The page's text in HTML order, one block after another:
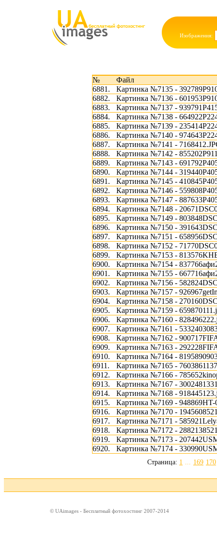
Изображения:
№
Файл
6881.
Картинка №7135 -
6882.
Картинка №7136 -
6883.
Картинка №7137 -
6884.
Картинка №7138 -
6885.
Картинка №7139 -
6886.
Картинка №7140 -
6887.
Картинка №7141 -
6888.
Картинка №7142 -
6889.
Картинка №7143 -
6890.
Картинка №7144 -
6891.
Картинка №7145 -
6892.
Картинка №7146 -
6893.
Картинка №7147 -
6894.
Картинка №7148 -
6895.
Картинка №7149 -
6896.
Картинка №7150 -
6897.
Картинка №7151 -
6898.
Картинка №7152 -
6899.
Картинка №7153 -
6900.
Картинка №7154 -
6901.
Картинка №7155 -
6902.
Картинка №7156 -
6903.
Картинка №7157 -
6904.
Картинка №7158 -
6905.
Картинка №7159 -
6906.
Картинка №7160 -
6907.
Картинка №7161 -
6908.
Картинка №7162 -
6909.
Картинка №7163 -
6910.
Картинка №7164 -
6911.
Картинка №7165 -
6912.
Картинка №7166 -
6913.
Картинка №7167 -
6914.
Картинка №7168 -
6915.
Картинка №7169 - 948869HT-
6916.
Картинка №7170 -
6917.
Картинка №7171 -
6918.
Картинка №7172 -
6919.
Картинка №7173 -
6920.
Картинка №7174 -
Страница: 1 ... 169 170
© UAimages - Бесплатный фотохостинг 2007-2014